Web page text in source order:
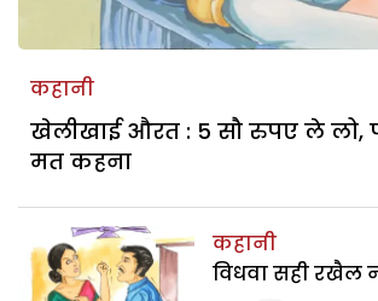
कहानी
खेलीखाई औरत : 5 सौ रुपए ले लो,
मत कहना
कहानी
विधवा सही रखैल